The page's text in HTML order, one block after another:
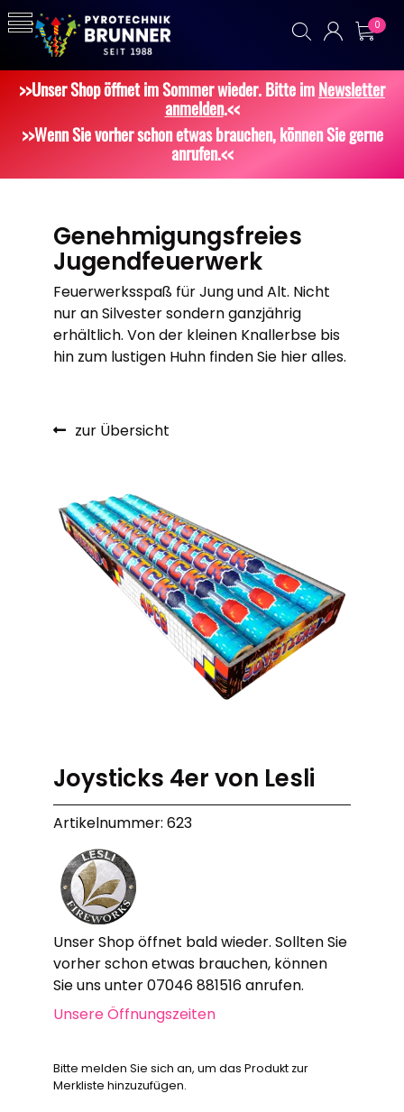
0
>>Unser Shop öffnet im Sommer wieder. Bitte imNewsletter
anmelden.<<
>>Wenn Sie vorher schon etwas brauchen, können Sie gerne
anrufen.<<
Genehmigungsfreies
Jugendfeuerwerk
Feuerwerksspaß für Jung und Alt. Nicht
nur an Silvester sondern ganzjährig
erhältlich. Von der kleinen Knallerbse bis
hin zum lustigen Huhn finden Sie hier alles.
zur Übersicht
Joysticks 4er von Lesli
Artikelnummer: 623
Unser Shop öffnet bald wieder. Sollten Sie
vorher schon etwas brauchen, können
Sie uns unter 07046 881516 anrufen.
Unsere Öffnungszeiten
Bitte melden Sie sich an, um das Produkt zur
Merkliste hinzuzufügen.